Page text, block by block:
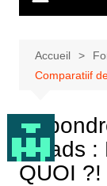
Accueil
Comparatiif
Quads :
QUOI ?!